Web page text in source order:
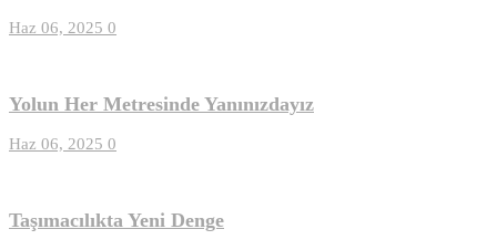
Haz 06, 2025 0
Yolun Her Metresinde Yanınızdayız
Haz 06, 2025 0
Taşımacılıkta Yeni Denge